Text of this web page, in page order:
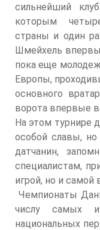
сильнейший
которым
страны и один
Шмейхель
пока еще
Европы,
основного
ворота впервые
На этом турнире
особой славы,
датчанин,
специалистам,
игрой, но и
Чемпионаты
числу самых
национальных